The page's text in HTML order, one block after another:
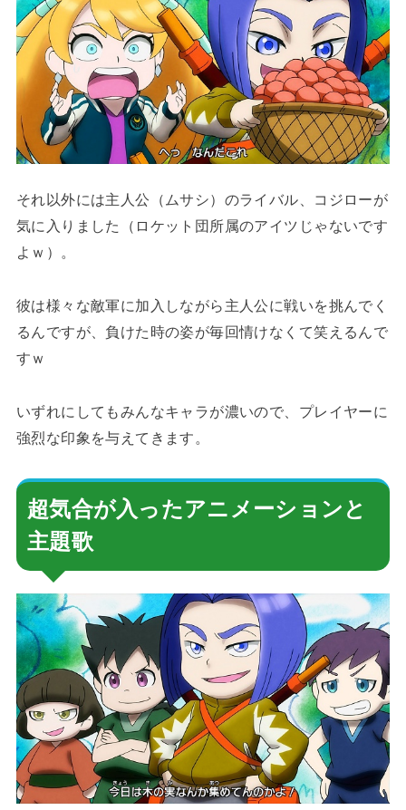
それ以外には主人公（ムサシ）のライバル、コジローが
気に入りました（ロケット団所属のアイツじゃないです
よｗ）。
彼は様々な敵軍に加入しながら主人公に戦いを挑んでく
るんですが、負けた時の姿が毎回情けなくて笑えるんで
すｗ
いずれにしてもみんなキャラが濃いので、プレイヤーに
強烈な印象を与えてきます。
超気合が入ったアニメーションと
主題歌